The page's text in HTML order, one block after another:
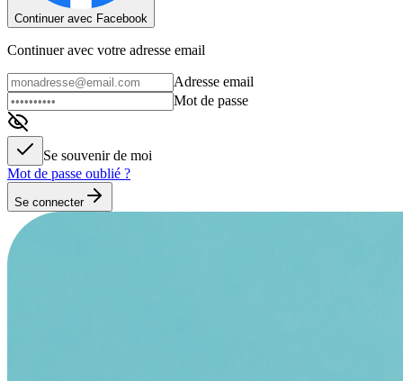
Continuer avec Facebook
Continuer avec votre adresse email
Adresse email
Mot de passe
Se souvenir de moi
Mot de passe oublié ?
Se connecter